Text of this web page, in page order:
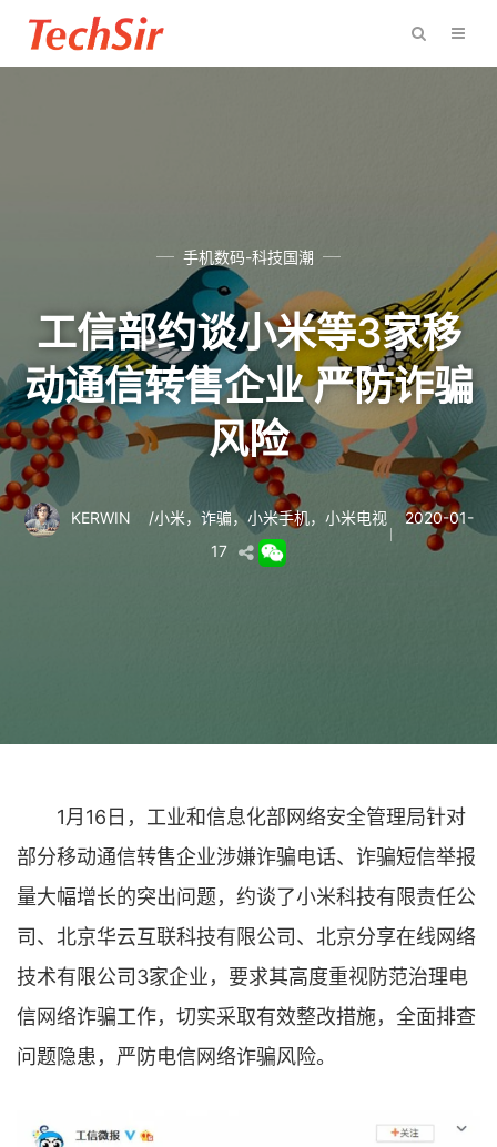
手机数码-科技国潮
工信部约谈小米等3家移
动通信转售企业 严防诈骗
风险
KERWIN /小米，诈骗，小米手机， 小米电视
2020-01-
17
1月16日，工业和信息化部网络安全管理局针对
部分移动通信转售企业涉嫌诈骗电话、诈骗短信举报
量大幅增长的突出问题，约谈了小米科技有限责任公
司、北京华云互联科技有限公司、北京分享在线网络
技术有限公司3家企业，要求其高度重视防范治理电
信网络诈骗工作，切实采取有效整改措施，全面排查
问题隐患，严防电信网络诈骗风险。